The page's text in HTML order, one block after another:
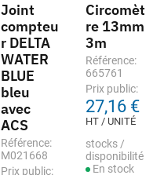
Joint
compteu
r DELTA
WATER
BLUE
bleu
avec
ACS
Référence:
M021668
Prix public:
Circomèt
re 13mm
3m
Référence:
665761
Prix public:
27,16 €
HT / UNITÉ
stocks /
disponibilité
En stock